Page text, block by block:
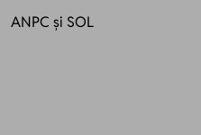
ANPC și SOL